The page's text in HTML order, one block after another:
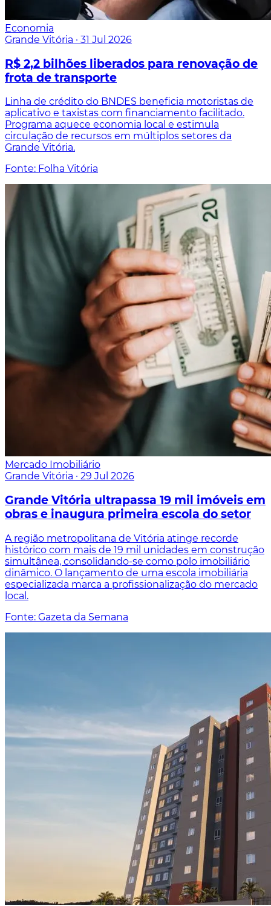
Economia
Grande Vitória · 31 Jul 2026
R$ 2,2 bilhões liberados para renovação de
frota de transporte
Linha de crédito do BNDES beneficia motoristas de
aplicativo e taxistas com financiamento facilitado.
Programa aquece economia local e estimula
circulação de recursos em múltiplos setores da
Grande Vitória.
Fonte: Folha Vitória
Mercado Imobiliário
Grande Vitória · 29 Jul 2026
Grande Vitória ultrapassa 19 mil imóveis em
obras e inaugura primeira escola do setor
A região metropolitana de Vitória atinge recorde
histórico com mais de 19 mil unidades em construção
simultânea, consolidando-se como polo imobiliário
dinâmico. O lançamento de uma escola imobiliária
especializada marca a profissionalização do mercado
local.
Fonte: Gazeta da Semana